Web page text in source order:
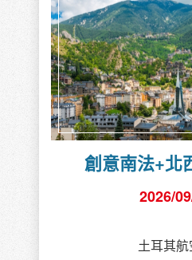
創意南法+北
2026/
土耳其